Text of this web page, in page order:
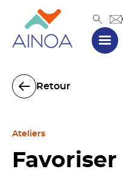
Retour
Ateliers
Favoriser